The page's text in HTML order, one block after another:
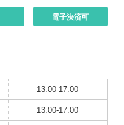
電子決済可
13:00-17:00
13:00-17:00